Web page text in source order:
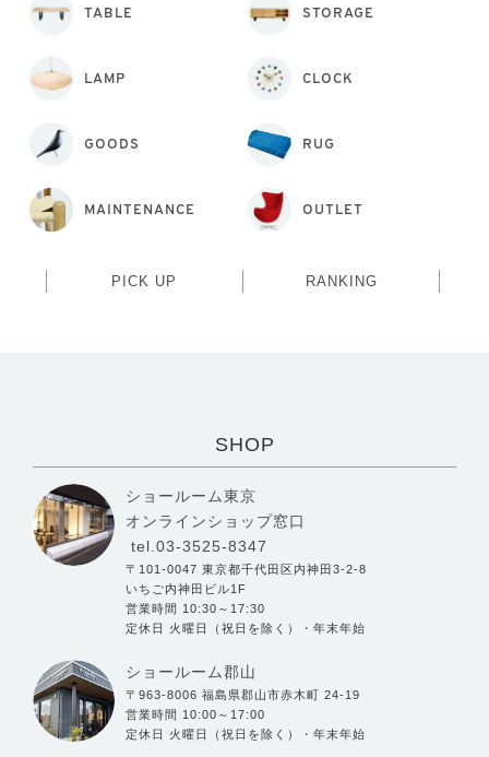
TABLE STORAGE
LAMP CLOCK
GOODS RUG
MAINTENANCE OUTLET
PICK UP RANKING
SHOP
ショールーム東京
オンラインショップ窓口
tel.03-3525-8347
〒101-0047 東京都千代田区内神田3-2-8
いちご内神田ビル1F
営業時間 10:30～17:30
定休日 火曜日（祝日を除く）・年末年始
ショールーム郡山
〒963-8006 福島県郡山市赤木町 24-19
営業時間 10:00～17:00
定休日 火曜日（祝日を除く）・年末年始